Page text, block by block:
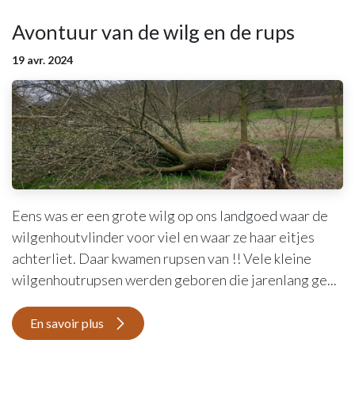
Avontuur van de wilg en de rups
19 avr. 2024
Eens was er een grote wilg op ons landgoed waar de
wilgenhoutvlinder voor viel en waar ze haar eitjes
achterliet. Daar kwamen rupsen van !! Vele kleine
wilgenhoutrupsen werden geboren die jarenlang ge...
En savoir plus